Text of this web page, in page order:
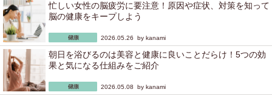
忙しい女性の脳疲労に要注意！原因や症状、対策を知って
脳の健康をキープしよう
2026.05.26 by kanami
朝日を浴びるのは美容と健康に良いことだらけ！5つの効
果と気になる仕組みをご紹介
2026.05.08 by kanami